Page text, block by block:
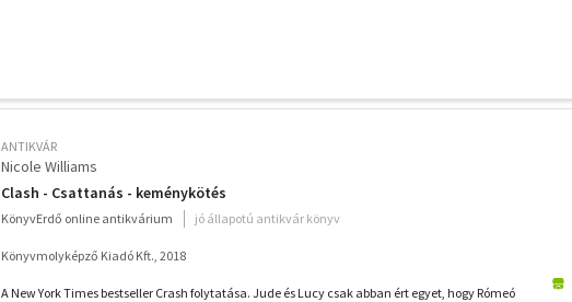
ANTIKVÁR
Nicole Williams
Clash - Csattanás - keménykötés
KönyvErdő online antikvárium jó állapotú antikvár könyv
Könyvmolyképző Kiadó Kft., 2018
A New York Times bestseller Crash folytatása. Jude és Lucy csak abban ért egyet, hogy Rómeó